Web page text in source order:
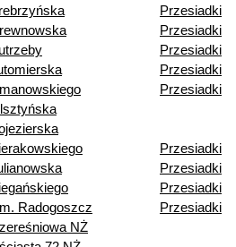
Przesiadki
Przesiadki
Przesiadki
Przesiadki
Przesiadki
Przesiadki
Przesiadki
Przesiadki
Radogoszcz
Przesiadki
NŻ